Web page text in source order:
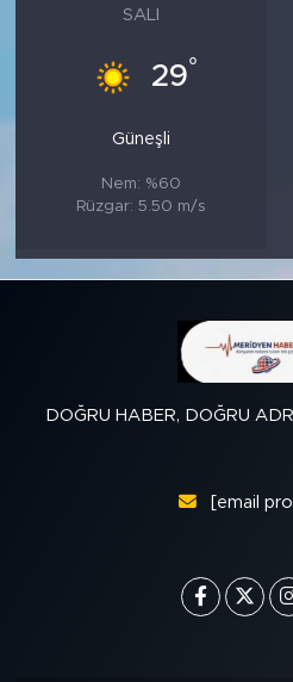
SALI
29°
Güneşli
Nem: %60
Rüzgar: 5.50 m/s
DOĞRU HABER, DOĞRU
[email